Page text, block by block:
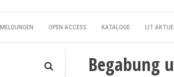
MELDUNGEN OPEN ACCESS KATALOGE LIT
Begabung